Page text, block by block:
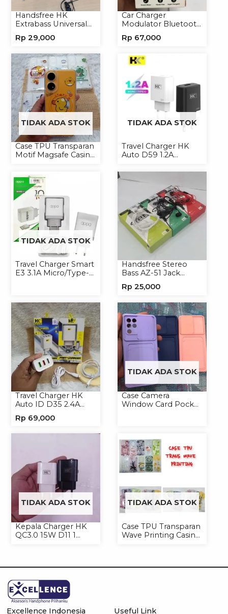
Handsfree HK
Extrabass Universal
Earphone Headset
Rp 29,000
Car Charger
Modulator Bluetooth
Handphone
Rp 67,000
TIDAK ADA STOK
Case TPU Transparan
Motif Magsafe Casing
TIDAK ADA STOK
Travel Charger HK
Auto D59 1.2A
TIDAK ADA STOK
Travel Charger Smart
E3 3.1A Micro/Type-C
Handsfree Stereo
Bass AZ-51 Jack
Headset
Rp 25,000
Travel Charger HK
Auto ID D35 2.4A
Rp 69,000
TIDAK ADA STOK
Case Camera
Window Card Pocket
TIDAK ADA STOK
Kepala Charger HK
QC3.0 15W D11 1
TIDAK ADA STOK
Case TPU Transparan
Wave Printing Casing
Excellence Indonesia Useful Link